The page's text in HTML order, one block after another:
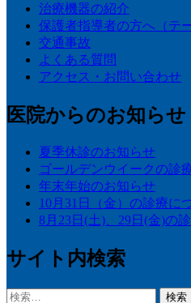
治療機器の紹介
保護者指導者の方へ（テ
交通事故
よくある質問
アクセス・お問い合わせ
医院からのお知らせ
夏季休診のお知らせ
ゴールデンウイークの診
年末年始のお知らせ
10月31日（金）の診療に
8月23日(土)、29日(金)の
サイト内検索
検